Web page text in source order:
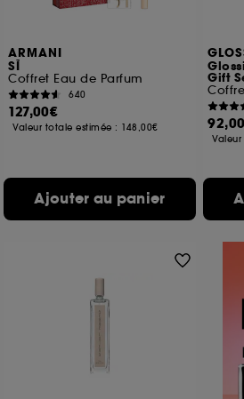
ARMANI
SÌ
Coffret Eau de Parfum
640
127,00€
Valeur totale estimée : 148,00€
Ajouter au panier
Gift